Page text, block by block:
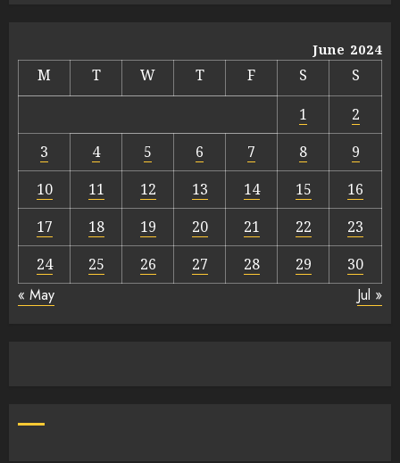
June 2024
M T W T F S
S
1
2
3
4 5 6 7 8
9
10
11 12 13 14 15
16
17
18 19 20 21 22
23
24
25 26 27 28 29 30
« May Jul »